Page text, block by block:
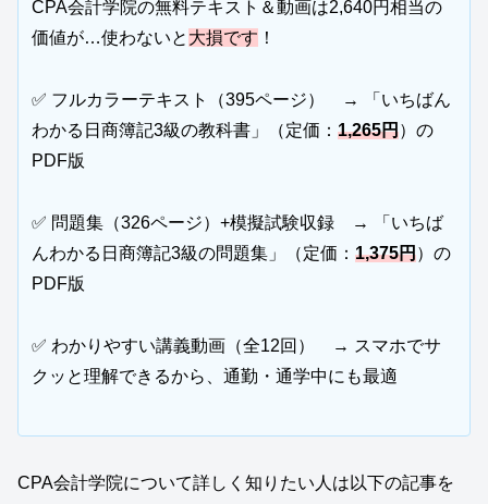
CPA会計学院の無料テキスト＆動画は2,640円相当の
価値が…使わないと 大損です ！
✅ フルカラーテキスト（395ページ） → 「いちばん
わかる日商簿記3級の教科書」（定価： 1,265円）の
PDF版
✅ 問題集（326ページ）+模擬試験収録 → 「いちば
んわかる日商簿記3級の問題集」（定価： 1,375円）の
PDF版
✅ わかりやすい講義動画（全12回） → スマホでサ
クッと理解できるから、通勤・通学中にも最適
CPA会計学院について詳しく知りたい人は以下の記事を